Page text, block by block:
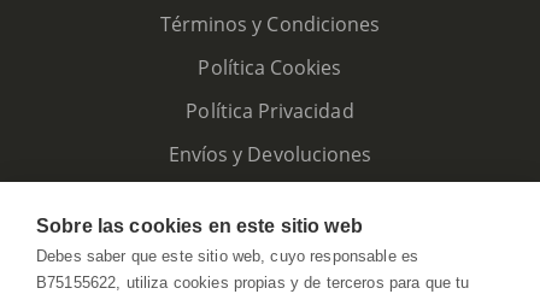
Términos y Condiciones
Política Cookies
Política Privacidad
Envíos y Devoluciones
Sobre las cookies en este sitio web
Debes saber que este sitio web, cuyo responsable es
B75155622, utiliza cookies propias y de terceros para que tu